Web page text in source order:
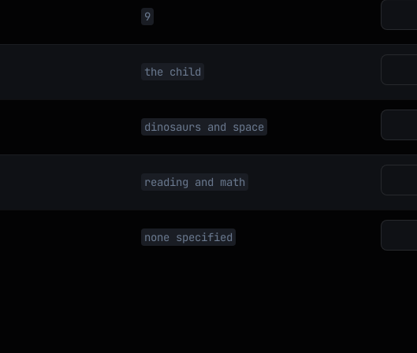
9
the child
dinosaurs and space
reading and math
none specified